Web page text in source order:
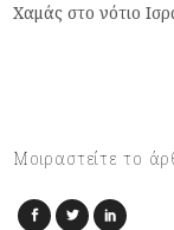
Χαμάς στο νότιο
Μοιραστείτε το